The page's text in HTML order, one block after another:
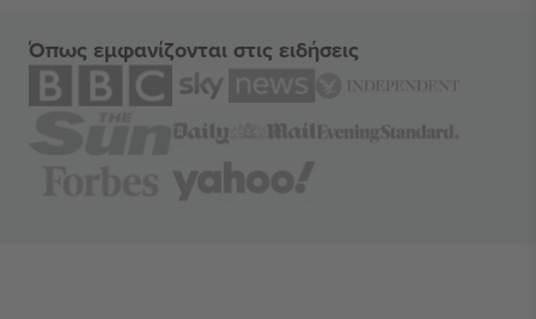
Όπως εμφανίζονται στις ειδήσεις